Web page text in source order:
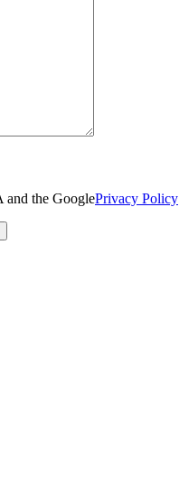
and the GooglePrivacy Policy